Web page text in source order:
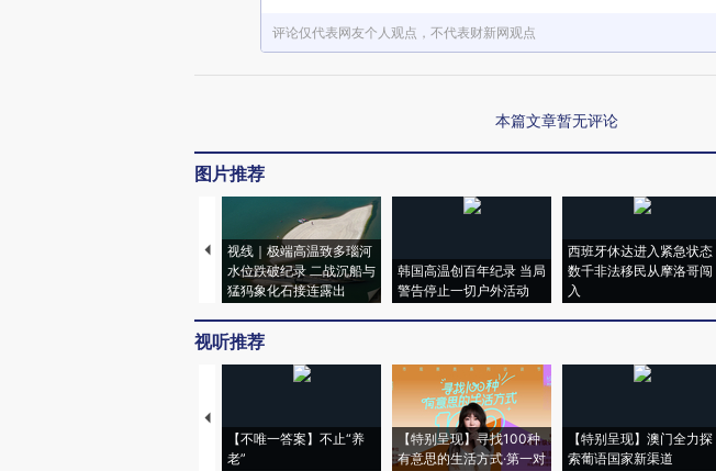
评论仅代表网友个人观点，不代表财新网观点
本篇文章暂无评论
图片推荐
视线｜极端高温致多瑙河
水位跌破纪录 二战沉船与
猛犸象化石接连露出
韩国高温创百年纪录 当局
警告停止一切户外活动
西班牙休达进入紧急状态
数千非法移民从摩洛哥闯
入
视听推荐
【不唯一答案】不止“养
老”
【特别呈现】寻找100种
有意思的生活方式·第一对
【特别呈现】澳门全力探
索葡语国家新渠道